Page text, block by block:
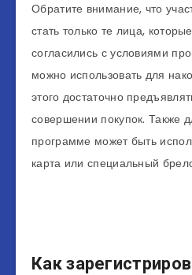
Обратите внимание, что
стать только те лица,
согласились с условиями
можно использовать для
этого достаточно
совершении покупок. Также
программе может быть
карта или специальный
Как